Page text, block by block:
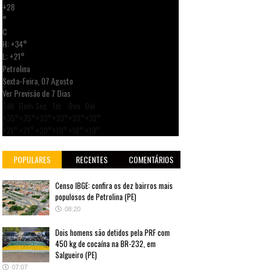
+28
°
C
H:+34°
L:+21°
Petrolina
Sexta-Feira, 07 Agosto
Ver Previsão de 7 Dias
POPULARES RECENTES COMENTÁRIOS
Censo IBGE: confira os dez bairros mais
populosos de Petrolina (PE)
08:20
Dois homens são detidos pela PRF com
450 kg de cocaína na BR-232, em
Salgueiro (PE)
07:07